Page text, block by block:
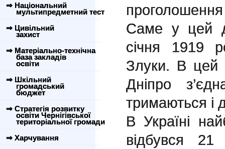
⇒ Національний
мультипредметний тест
⇒ Цивільний
захист
⇒ Матеріально-технічна
база закладів
освіти
⇒ Шкільний
громадський
бюджет
⇒ Стратегія розвитку
освіти Чернігівської
територіальної громади
⇒ Харчування
Саме у цей
січня 1919
Злуки. В цей
Дніпро
тримаються і
В Україні
відбувся